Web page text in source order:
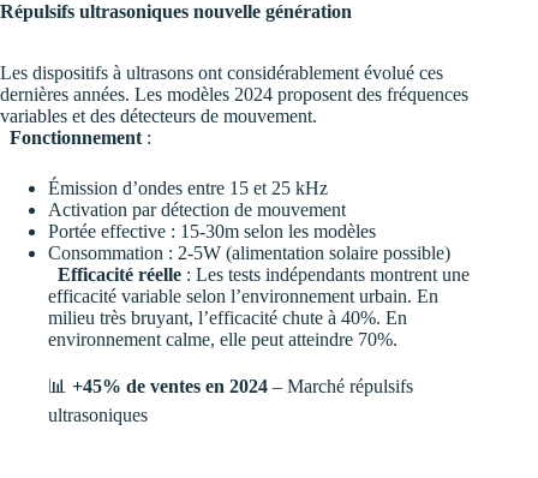
Répulsifs ultrasoniques nouvelle génération
Les dispositifs à ultrasons ont considérablement évolué ces
dernières années. Les modèles 2024 proposent des fréquences
variables et des détecteurs de mouvement.
Fonctionnement :
Émission d’ondes entre 15 et 25 kHz
Activation par détection de mouvement
Portée effective : 15-30m selon les modèles
Consommation : 2-5W (alimentation solaire possible)
Efficacité réelle : Les tests indépendants montrent une
efficacité variable selon l’environnement urbain. En
milieu très bruyant, l’efficacité chute à 40%. En
environnement calme, elle peut atteindre 70%.
📊 +45% de ventes en 2024 – Marché répulsifs
ultrasoniques